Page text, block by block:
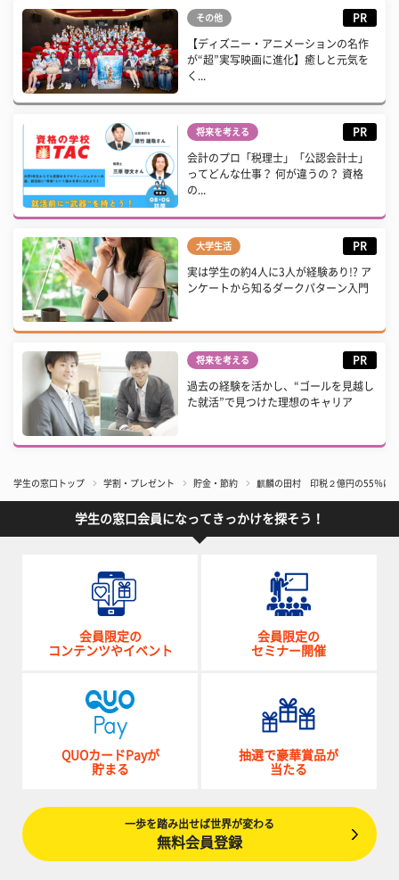
その他 PR
【ディズニー・アニメーションの名作
が“超”実写映画に進化】癒しと元気を
く...
将来を考える PR
会計のプロ「税理士」「公認会計士」
ってどんな仕事？ 何が違うの？ 資格
の...
大学生活 PR
実は学生の約4人に3人が経験あり!? ア
ンケートから知るダークパターン入門
将来を考える PR
過去の経験を活かし、“ゴールを見越し
た就活”で見つけた理想のキャリア
学生の窓口トップ 学割・プレゼント 貯金・節約 麒麟の田村 印税２億円の55％は
学生の窓口会員になってきっかけを探そう！
会員限定の
コンテンツやイベント
会員限定の
セミナー開催
QUOカードPayが
貯まる
抽選で豪華賞品が
当たる
一歩を踏み出せば世界が変わる
無料会員登録